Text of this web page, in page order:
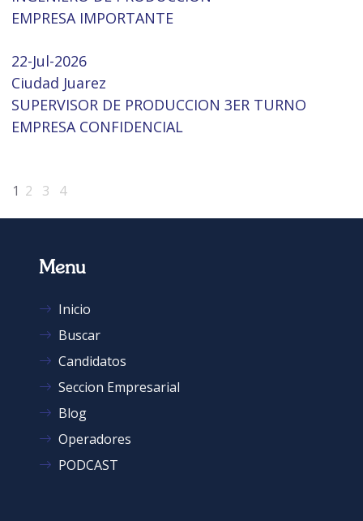
EMPRESA IMPORTANTE
22-Jul-2026
Ciudad Juarez
SUPERVISOR DE PRODUCCION 3ER TURNO
EMPRESA CONFIDENCIAL
1 2 3 4
Menu
Inicio
Buscar
Candidatos
Seccion Empresarial
Blog
Operadores
PODCAST